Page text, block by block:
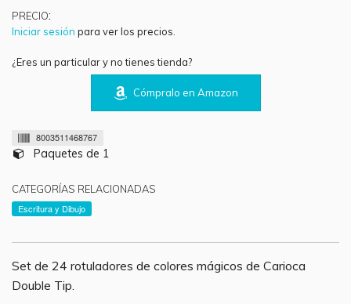
PRECIO:
Iniciar sesión para ver los precios.
¿Eres un particular y no tienes tienda?
Cómpralo en Amazon
8003511468767
Paquetes de 1
CATEGORÍAS RELACIONADAS
Escritura y Dibujo
Set de 24 rotuladores de colores mágicos de Carioca
Double Tip.